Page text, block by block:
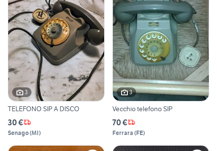
3
TELEFONO SIP A DISCO
30 €
Senago(MI)
3
Vecchio telefono SIP
70 €
Ferrara (FE)